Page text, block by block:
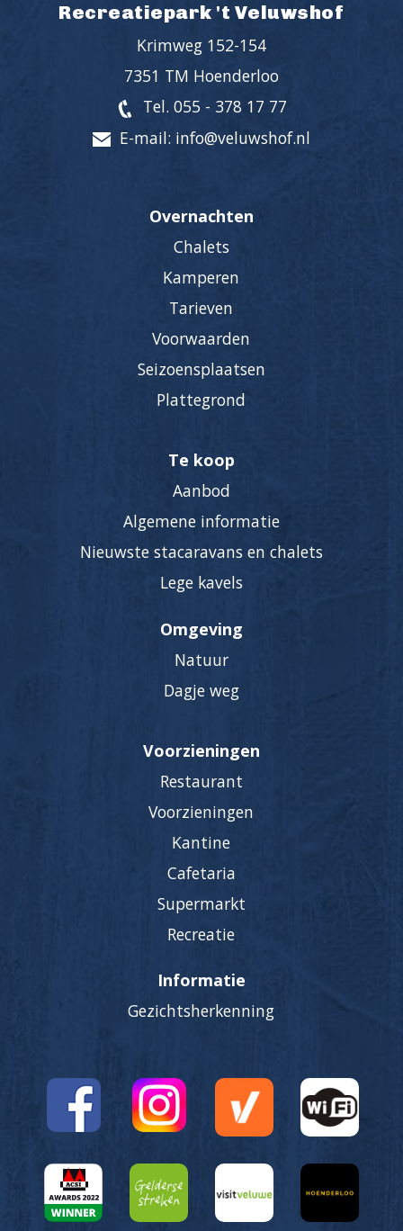
Recreatiepark 't Veluwshof
Krimweg 152-154
7351 TM Hoenderloo
Tel. 055 - 378 17 77
E-mail: info@veluwshof.nl
Overnachten
Chalets
Kamperen
Tarieven
Voorwaarden
Seizoensplaatsen
Plattegrond
Te koop
Aanbod
Algemene informatie
Nieuwste stacaravans en chalets
Lege kavels
Omgeving
Natuur
Dagje weg
Voorzieningen
Restaurant
Voorzieningen
Kantine
Cafetaria
Supermarkt
Recreatie
Informatie
Gezichtsherkenning